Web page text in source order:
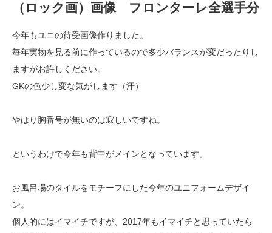
（ロック画）画像 フロンターレ全選手分
今年もユニの待受画像作りました。
毎年実物を見る前に作っているので多少バランスが変だったりし
ますがお許しください。
GKの色少し変な気がします（汗）
やはり胸番号が無いのは寂しいですね。
というわけで今年も背中がメインとなっています。
お風呂場のタイルをモチーフにした今年のユニフォームデザイ
ン。
個人的にはイマイチですが、2017年もイマイチと思っていたら